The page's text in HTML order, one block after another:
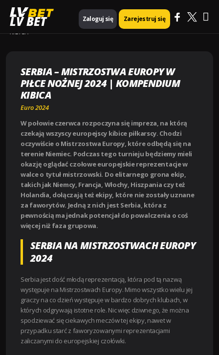
LV BET Zaloguj się Zarejestruj się
Strona główna
Euro 2024
SERBIA – MISTRZOSTWA EUROPY W PIŁCE NOŻNEJ 2024 | KOMPENDIUM
KIBICA
SERBIA – MISTRZOSTWA EUROPY W
PIŁCE NOŻNEJ 2024 | KOMPENDIUM
KIBICA
Euro 2024
W połowie czerwca rozpoczyna się impreza, na którą
czekają wszyscy europejscy kibice piłkarscy. Chodzi
oczywiście o Mistrzostwa Europy, które odbędą się na
terenie Niemiec. Podczas tego turnieju będziemy mieli
okazję oglądać czołowe europejskie reprezentacje w
walce o tytuł mistrzowski. Do elitarnego grona ekip,
takich jak Niemcy, Francja, Włochy, Hiszpania czy też
Holandia, dołączają też ekipy, które nie zostały uznane
za faworytów. Jedną z nich jest Serbia, która z
pewnością ma jednak potencjał do powalczenia o coś
więcej niż faza grupowa.
SERBIA NA MISTRZOSTWACH EUROPY
2024
Serbia jest dość młodą reprezentacją, która pod tą nazwą
występuje na Mistrzostwach Europy. Mimo wszystko wielu jej
graczy na co dzień występuje w bardzo dobrych klubach, w
których odgrywają istotne role. Nic więc dziwnego, że można
spodziewać się ciekawych meczów tej ekipy, nawet w
przypadku starć z faworyzowanymi reprezentacjami
zaliczanymi do europejskiej czołówki.